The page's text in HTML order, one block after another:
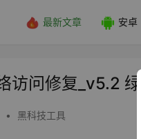
最新文章 安卓
访问修复_v5.2
• 黑科技工具